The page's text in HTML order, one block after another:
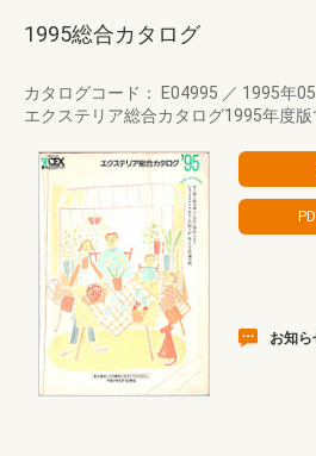
1995総合カタログ
カタログコード： E04995 ／ 1995年
エクステリア総合カタログ1995年度版
お知